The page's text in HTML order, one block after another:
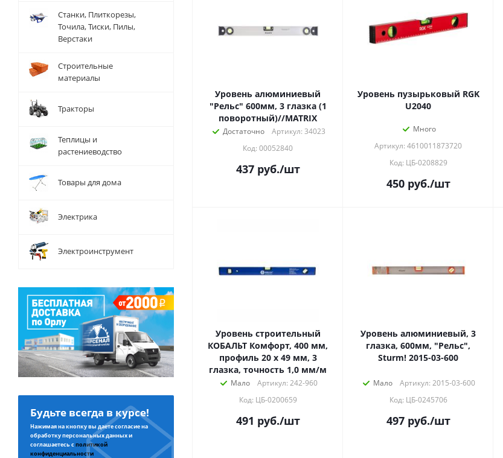
Уровень алюминиевый
"Рельс" 600мм, 3 глазка (1
поворотный)//MATRIX
Достаточно
Артикул: 34023
Код: 00052840
437руб./шт
Уровень пузырьковый RGK
U2040
Много
Артикул: 4610011873720
Код: ЦБ-0208829
450руб./шт
Уровень строительный
КОБАЛЬТ Комфорт, 400 мм,
профиль 20 x 49 мм, 3
глазка, точность 1,0 мм/м
Мало
Артикул: 242-960
Код: ЦБ-0200659
491 руб./шт
Уровень алюминиевый, 3
глазка, 600мм, "Рельс",
Sturm! 2015-03-600
Мало
Артикул: 2015-03-600
Код: ЦБ-0245706
497руб./шт
Станки, Плиткорезы,
Точила, Тиски, Пилы,
Верстаки
Строительные
материалы
Тракторы
Теплицы и
растениеводство
Товары для дома
Электрика
Электроинструмент
Будьте всегда в курсе!
Нажимая на кнопку вы даете согласие на
обработку персональных данных и
соглашаетесь сполитикой
конфиденциальности